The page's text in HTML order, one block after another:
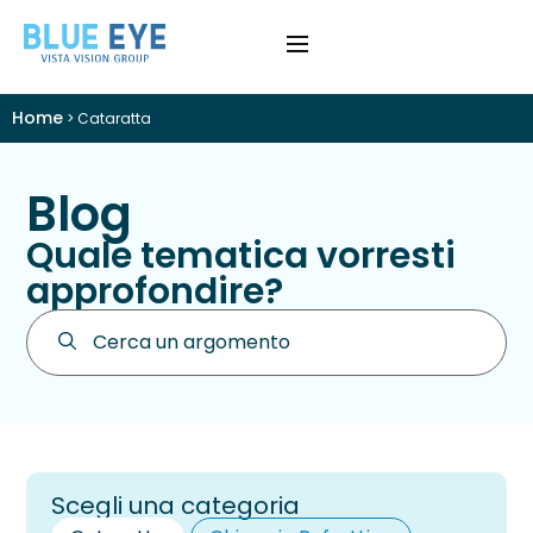
Home > Cataratta
Blog
Quale tematica vorresti
approfondire?
Scegli una categoria
Difetti Visivi ›
Cataratta
Patologie
Trattamenti ›
›
Colloquio Informativo